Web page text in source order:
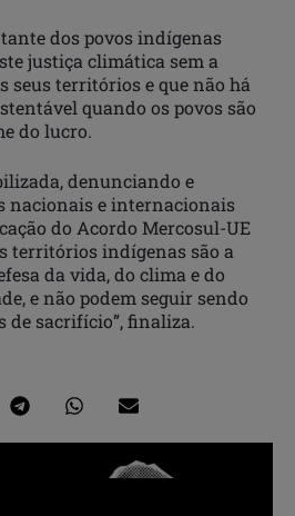
dos povos indígenas
justiça climática sem a
seus territórios e que não há
quando os povos são
do lucro.
denunciando e
nacionais e internacionais
do Acordo Mercosul-UE
territórios indígenas são a
da vida, do clima e do
e não podem seguir sendo
de sacrifício”, finaliza.